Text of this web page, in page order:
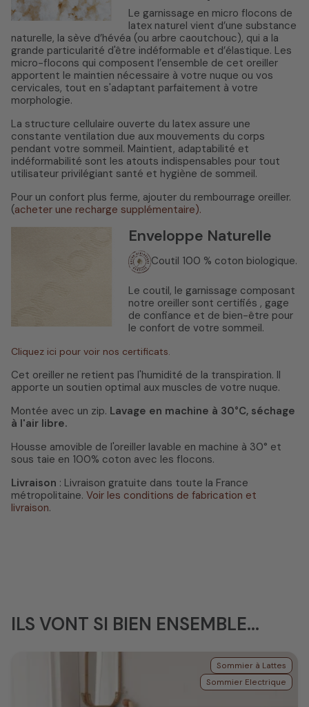
Le garnissage en micro flocons de
latex naturel vient d’une substance
naturelle, la sève d’hévéa (ou arbre caoutchouc), qui a la
grande particularité d'être indéformable et d’élastique. Les
micro-flocons qui composent l’ensemble de cet oreiller
apportent le maintien nécessaire à votre nuque ou vos
cervicales, tout en s'adaptant parfaitement à votre
morphologie.
La structure cellulaire ouverte du latex assure une
constante ventilation due aux mouvements du corps
pendant votre sommeil. Maintient, adaptabilité et
indéformabilité sont les atouts indispensables pour tout
utilisateur privilégiant santé et hygiène de sommeil.
Pour un confort plus ferme, ajouter du rembourrage oreiller.
(acheter une recharge supplémentaire).
Enveloppe Naturelle
Coutil 100 % coton biologique.
Le coutil, le garnissage composant
notre oreiller sont certifiés , gage
de confiance et de bien-être pour
le confort de votre sommeil.
Cliquez ici pour voir nos certificats.
Cet oreiller ne retient pas l'humidité de la transpiration. Il
apporte un soutien optimal aux muscles de votre nuque.
Montée avec un zip. Lavage en machine à 30°C, séchage
à l'air libre.
Housse amovible de l'oreiller lavable en machine à 30° et
sous taie en 100% coton avec les flocons.
Livraison : Livraison gratuite dans toute la France
métropolitaine. Voir les conditions de fabrication et
livraison.
ILS VONT SI BIEN ENSEMBLE...
Sommier à Lattes
Sommier Electrique